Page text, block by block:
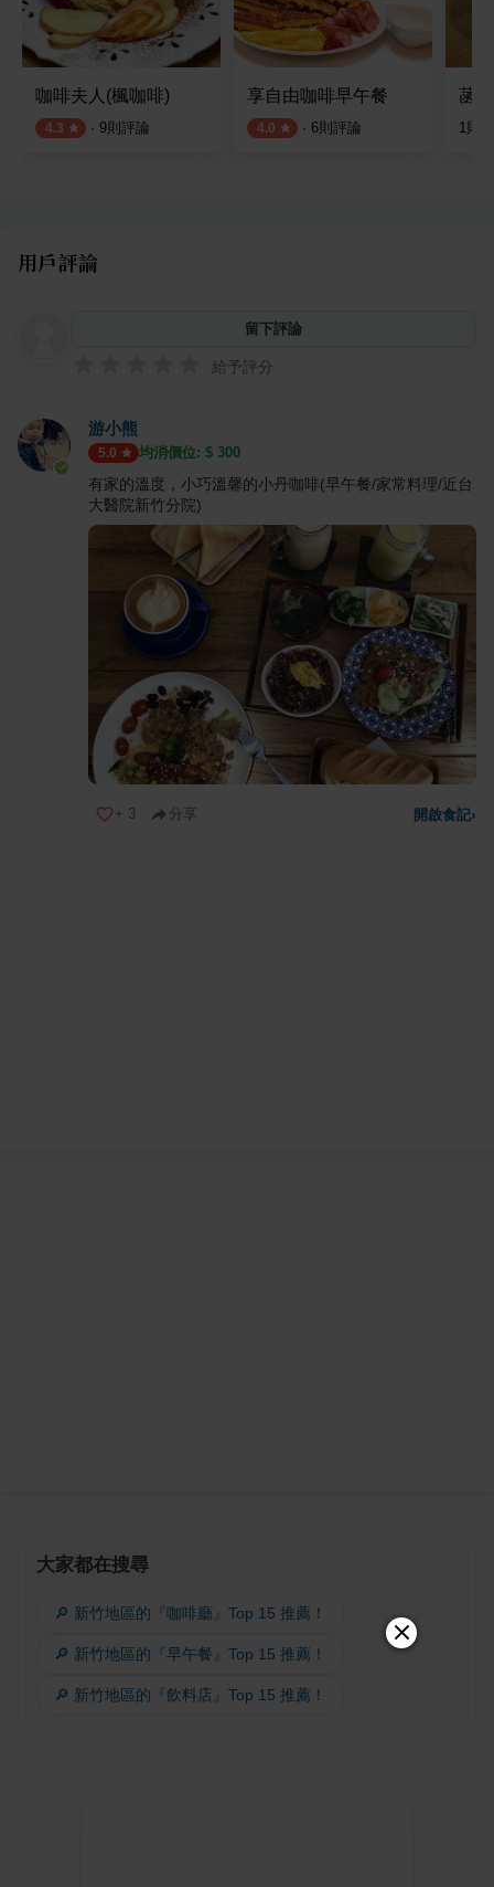
咖啡夫人(楓咖啡)
4.3 · 9則評論
享自由咖啡早午餐
4.0 · 6則評論
菡
1則
用戶評論
留下評論
給予評分
游小熊
5.0 均消價位: $ 300
有家的溫度，小巧溫馨的小丹咖啡(早午餐/家常料理/近台
大醫院新竹分院)
+ 3 分享 開啟食記›
大家都在搜尋
🔎 新竹地區的『咖啡廳』Top 15 推薦！
🔎 新竹地區的『早午餐』Top 15 推薦！
🔎 新竹地區的『飲料店』Top 15 推薦！